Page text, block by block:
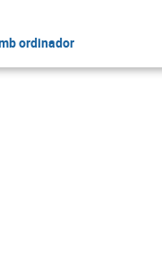
ordinador